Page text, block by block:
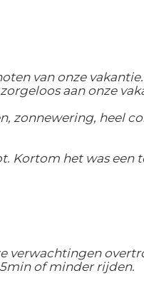
van onze
aan onze
zonnewering, heel
Kortom het was een
verwachtingen
of minder rijden.